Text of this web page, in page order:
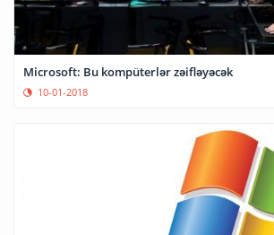
Microsoft: Bu kompüterlər zəifləyəcək
10-01-2018